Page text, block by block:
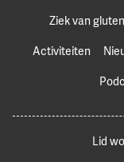
Ziek van gluten
Activiteiten
Lid